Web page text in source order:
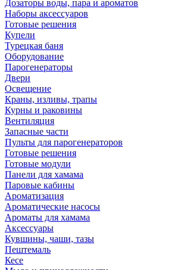
Дозаторы воды, пара и ароматов
Наборы аксессуаров
Готовые решения
Купели
Турецкая баня
Оборудование
Парогенераторы
Двери
Освещение
Краны, изливы, трапы
Курны и раковины
Вентиляция
Запасные части
Пульты для парогенераторов
Готовые решения
Готовые модули
Панели для хамама
Паровые кабины
Ароматизация
Ароматические насосы
Ароматы для хамама
Аксессуары
Кувшины, чаши, тазы
Пештемаль
Кесе